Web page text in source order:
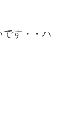
す・・ハ